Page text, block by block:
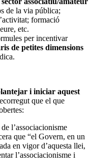
de la via pública;
formació
etc.
per incentivar
de petites dimensions
i iniciar aquest
que el que
l’associacionisme
que “el Govern, en un
en vigor d’aquesta llei,
l’associacionisme i